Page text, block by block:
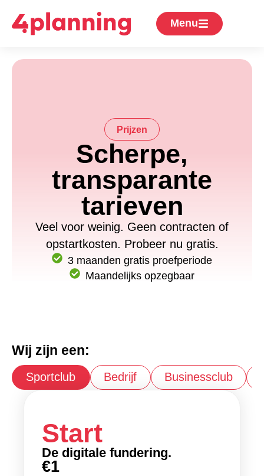
Menu
Prijzen
Scherpe,
transparante
tarieven
Veel voor weinig. Geen contracten of
opstartkosten. Probeer nu gratis.
3 maanden gratis proefperiode
Maandelijks opzegbaar
Wij zijn een:
Sportclub Bedrijf Businessclub
Start
De digitale fundering.
€1